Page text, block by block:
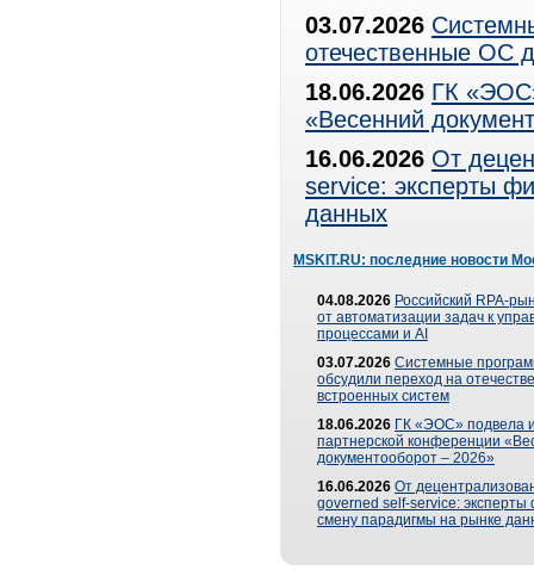
03.07.2026
отечественные ОС
18.06.2026 ГК
«Весенний
16.06.2026 От
service: эксперты
данных
MSKIT.RU: последние новости
04.08.2026 Российский RPA-
от автоматизации задач к
процессами и AI
03.07.2026 Системные
обсудили переход на
встроенных систем
18.06.2026 ГК «ЭОС» подвела
партнерской конференции
документооборот – 2026»
16.06.2026 От
governed self-service: эксперты
смену парадигмы на рынке